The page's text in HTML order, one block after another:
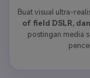
Buat visual ultra-
of field DSLR,
postingan media